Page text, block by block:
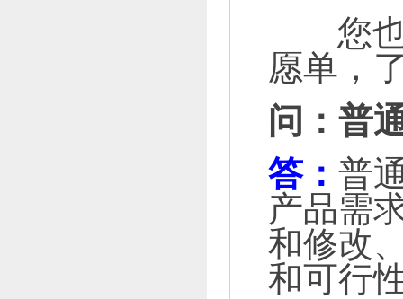
您也
愿单，
问：普
答： 普
产品需
和修改
和可行